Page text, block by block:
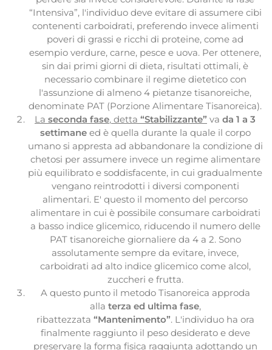
“Intensiva”, l'individuo deve evitare di assumere cibi
contenenti carboidrati, preferendo invece alimenti
poveri di grassi e ricchi di proteine, come ad
esempio verdure, carne, pesce e uova. Per ottenere,
sin dai primi giorni di dieta, risultati ottimali, è
necessario combinare il regime dietetico con
l'assunzione di almeno 4 pietanze tisanoreiche,
denominate PAT (Porzione Alimentare Tisanoreica).
La seconda fase, detta “Stabilizzante” va da 1 a 3
settimane ed è quella durante la quale il corpo
umano si appresta ad abbandonare la condizione di
chetosi per assumere invece un regime alimentare
più equilibrato e soddisfacente, in cui gradualmente
vengano reintrodotti i diversi componenti
alimentari. E' questo il momento del percorso
alimentare in cui è possibile consumare carboidrati
a basso indice glicemico, riducendo il numero delle
PAT tisanoreiche giornaliere da 4 a 2. Sono
assolutamente sempre da evitare, invece,
carboidrati ad alto indice glicemico come alcol,
zuccheri e frutta.
A questo punto il metodo Tisanoreica approda
alla terza ed ultima fase,
ribattezzata “Mantenimento”. L'individuo ha ora
finalmente raggiunto il peso desiderato e deve
preservare la forma fisica raggiunta adottando un